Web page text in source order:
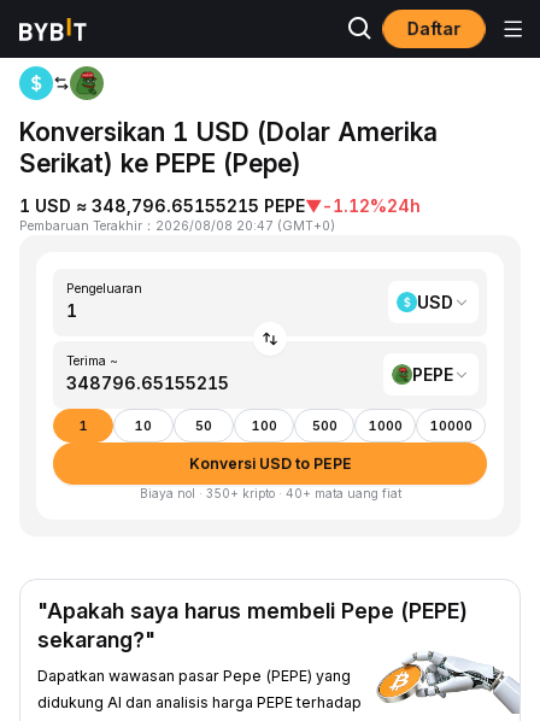
Daftar
Beranda
Konversikan 1 USD (Dolar Amerika
Serikat) ke PEPE (Pepe)
1 USD ≈ 348,796.65155215 PEPE▼-1.12%24h
Pembaruan Terakhir ： 2026/08/08 20:47 (GMT+0)
Pengeluaran
USD
Terima ~
PEPE
1 10 50 100 500 1000 10000
Konversi USD to PEPE
Biaya nol · 350+ kripto · 40+ mata uang fiat
"Apakah saya harus membeli Pepe (PEPE)
sekarang?"
Dapatkan wawasan pasar Pepe (PEPE) yang
didukung AI dan analisis harga PEPE terhadap